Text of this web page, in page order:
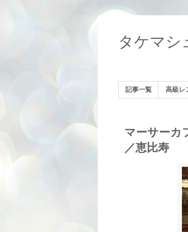
タケマシ
記事一覧 高級レ
マーサーカ
／恵比寿